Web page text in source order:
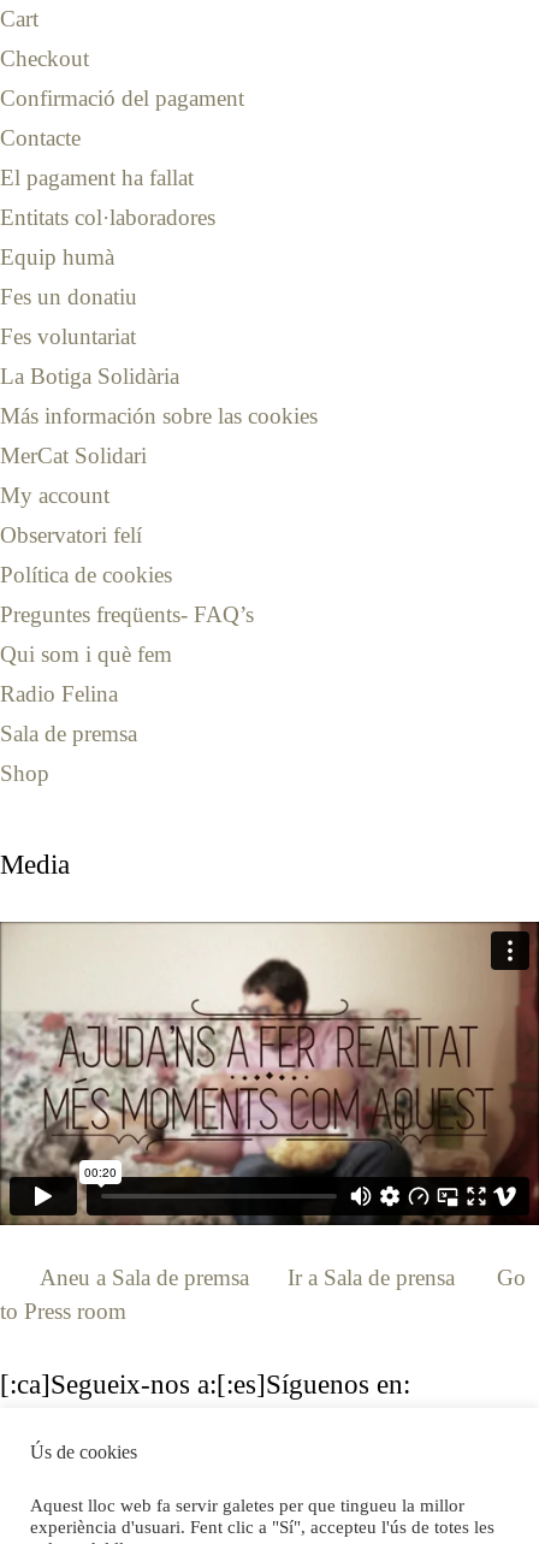
Cart
Checkout
Confirmació del pagament
Contacte
El pagament ha fallat
Entitats col·laboradores
Equip humà
Fes un donatiu
Fes voluntariat
La Botiga Solidària
Más información sobre las cookies
MerCat Solidari
My account
Observatori felí
Política de cookies
Preguntes freqüents- FAQ’s
Qui som i què fem
Radio Felina
Sala de premsa
Shop
Media
Aneu a Sala de premsa Ir a Sala de prensa
Go
to Press room
[:ca]Segueix-nos a:[:es]Síguenos en:
Ús de cookies
Aquest lloc web fa servir galetes per que tingueu la millor
experiència d'usuari. Fent clic a "Sí", accepteu l'ús de totes les